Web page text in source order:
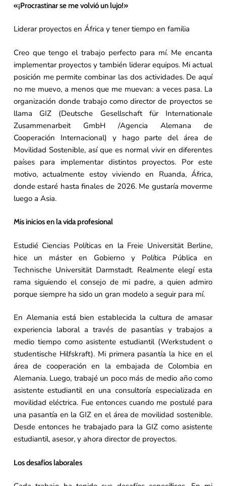
«¡Procrastinar se me volvió un lujo!»
Liderar proyectos en África y tener tiempo en familia
Creo que tengo el trabajo perfecto para mí. Me encanta
implementar proyectos y también liderar equipos. Mi actual
posición me permite combinar las dos actividades. De aquí
no me muevo, a menos que me muevan: a veces pasa. La
organización donde trabajo como director de proyectos se
llama GIZ (Deutsche Gesellschaft für Internationale
Zusammenarbeit GmbH /Agencia Alemana de
Cooperación Internacional) y hago parte del área de
Movilidad Sostenible, así que es normal vivir en diferentes
países para implementar distintos proyectos. Por este
motivo, actualmente estoy viviendo en Ruanda, África,
donde estaré hasta finales de 2026. Me gustaría moverme
luego a Asia.
Mis inicios en la vida profesional
Estudié Ciencias Políticas en la Freie Universität Berline,
hice un máster en Gobierno y Política Pública en
Technische Universität Darmstadt. Realmente elegí esta
rama siguiendo el consejo de mi padre, a quien admiro
porque siempre ha sido un gran modelo a seguir para mí.
En Alemania está bien establecida la cultura de amasar
experiencia laboral a través de pasantías y trabajos a
medio tiempo como asistente estudiantil (Werkstudent o
studentische Hilfskraft). Mi primera pasantía la hice en el
área de cooperación en la embajada de Colombia en
Alemania. Luego, trabajé un poco más de medio año como
asistente estudiantil en una consultoría especializada en
movilidad eléctrica. Fue entonces cuando me postulé para
una pasantía en la GIZ en el área de movilidad sostenible.
Desde entonces he trabajado para la GIZ como asistente
estudiantil, asesor, y ahora director de proyectos.
Los desafíos laborales